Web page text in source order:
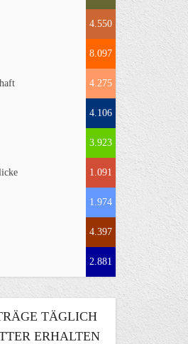
4.550
8.097
4.275
4.106
3.923
1.091
1.974
4.397
2.881
TÄGLICH
ERHALTEN